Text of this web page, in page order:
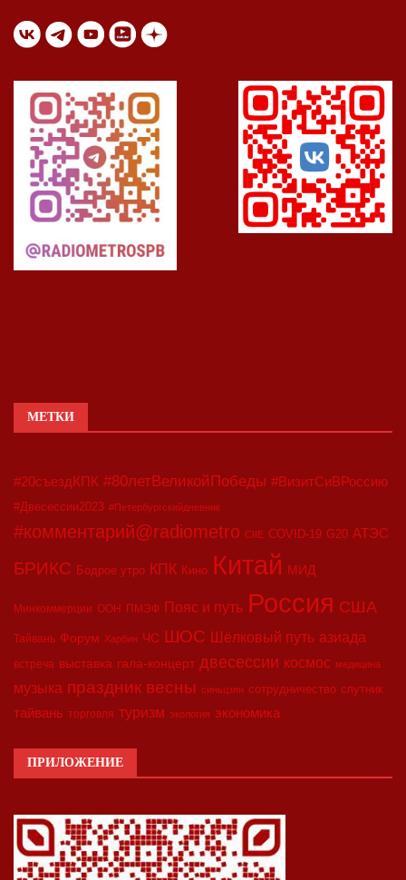
МЕТКИ
#20съездКПК #80летВеликойПобеды #ВизитСиВРоссию
#Двесессии2023 #Петербургскийдневник
#комментарий@radiometro CIIE COVID-19 G20 АТЭС
БРИКС Бодрое утро КПК Кино Китай МИД
Минкоммерции ООН ПМЭФ Пояс и путь Россия США
Тайвань Форум Харбин ЧС ШОС Шёлковый путь азиада
встреча выставка гала-концерт двесессии космос медицина
музыка праздник весны синьцзян сотрудничество спутник
тайвань торговля туризм экология экономика
ПРИЛОЖЕНИЕ